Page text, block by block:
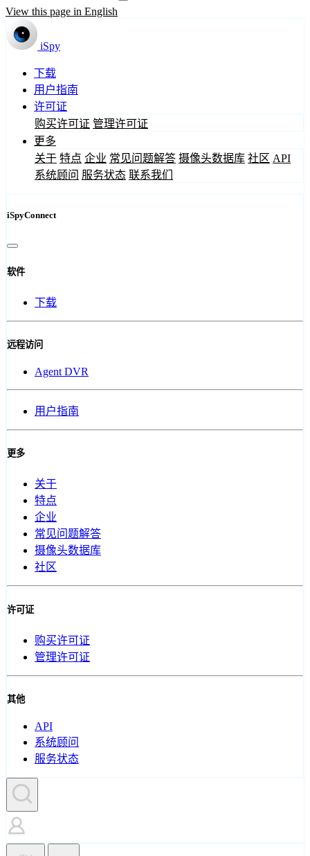
View this page in English
iSpy
下载
用户指南
许可证
购买许可证 管理许可证
更多
关于 特点 企业 常见问题解答 摄像头数据库 社区 API
系统顾问 服务状态 联系我们
iSpyConnect
软件
下载
远程访问
Agent DVR
用户指南
更多
关于
特点
企业
常见问题解答
摄像头数据库
社区
许可证
购买许可证
管理许可证
其他
API
系统顾问
服务状态